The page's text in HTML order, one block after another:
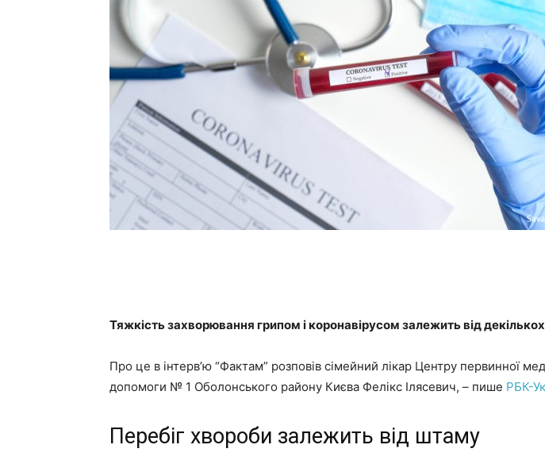
Тяжкість захворювання грипом і коронавірусом залежить від
Про це в інтерв’ю “Фактам” розповів сімейний лікар Центру первинної
допомоги № 1 Оболонського району Києва Фелікс Ілясевич, – пише РБК-
Перебіг хвороби залежить від штаму